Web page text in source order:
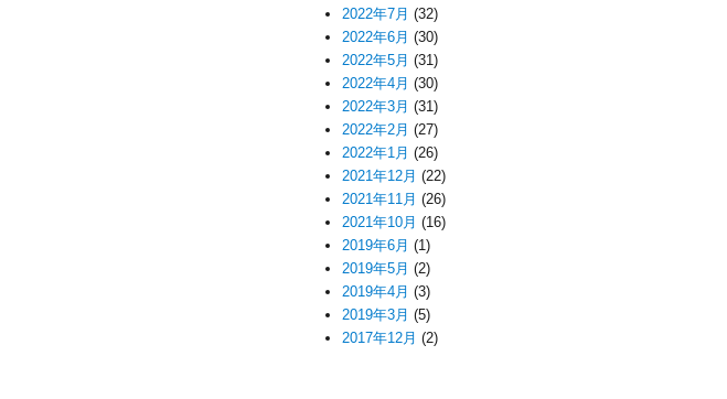
2022年7月 (32)
2022年6月 (30)
2022年5月 (31)
2022年4月 (30)
2022年3月 (31)
2022年2月 (27)
2022年1月 (26)
2021年12月 (22)
2021年11月 (26)
2021年10月 (16)
2019年6月 (1)
2019年5月 (2)
2019年4月 (3)
2019年3月 (5)
2017年12月 (2)